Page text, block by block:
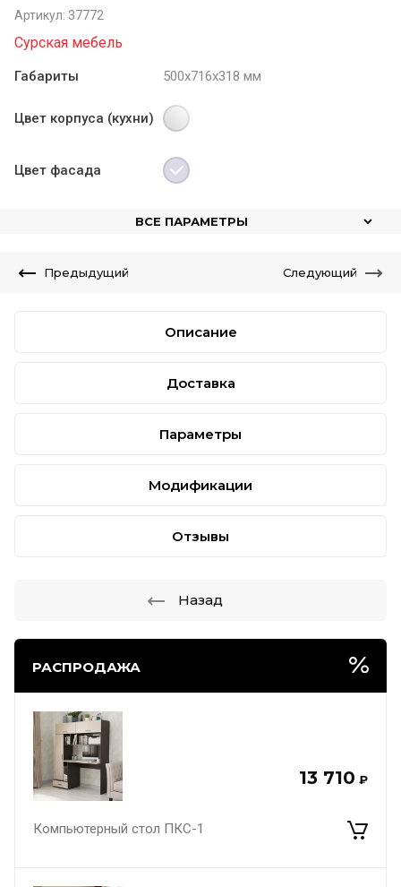
РАСПРОДАЖА
13 710 ₽
Компьютерный стол ПКС-1
Артикул: 37772
Сурская мебель
Габариты 500х716х318 мм
Цвет корпуса (кухни)
Цвет фасада
ВСЕ ПАРАМЕТРЫ
Предыдущий Следующий
Описание
Доставка
Параметры
Модификации
Отзывы
Назад